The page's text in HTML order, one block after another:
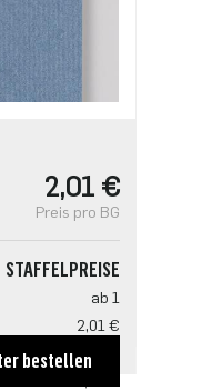
2,01 €
Preis pro BG
STAFFELPREISE
ab 1
2,01 €
ab 100
bestellen